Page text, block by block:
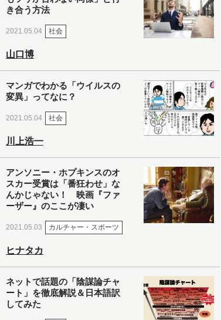
き合う方法
2021.05.04 社会
山口博
マンガでわかる「ウイルスの
変異」ってなに？
2021.05.04 社会
川上浩一
アンソニー・ホプキンスのオ
スカー受賞は「番狂わせ」な
んかじゃない！ 映画『ファ
ーザー』のここが凄い
2021.05.03 カルチャー・スポーツ
ヒナタカ
ネットで話題の「陰謀論チャ
ート」を徹底解説＆日本語訳
してみた